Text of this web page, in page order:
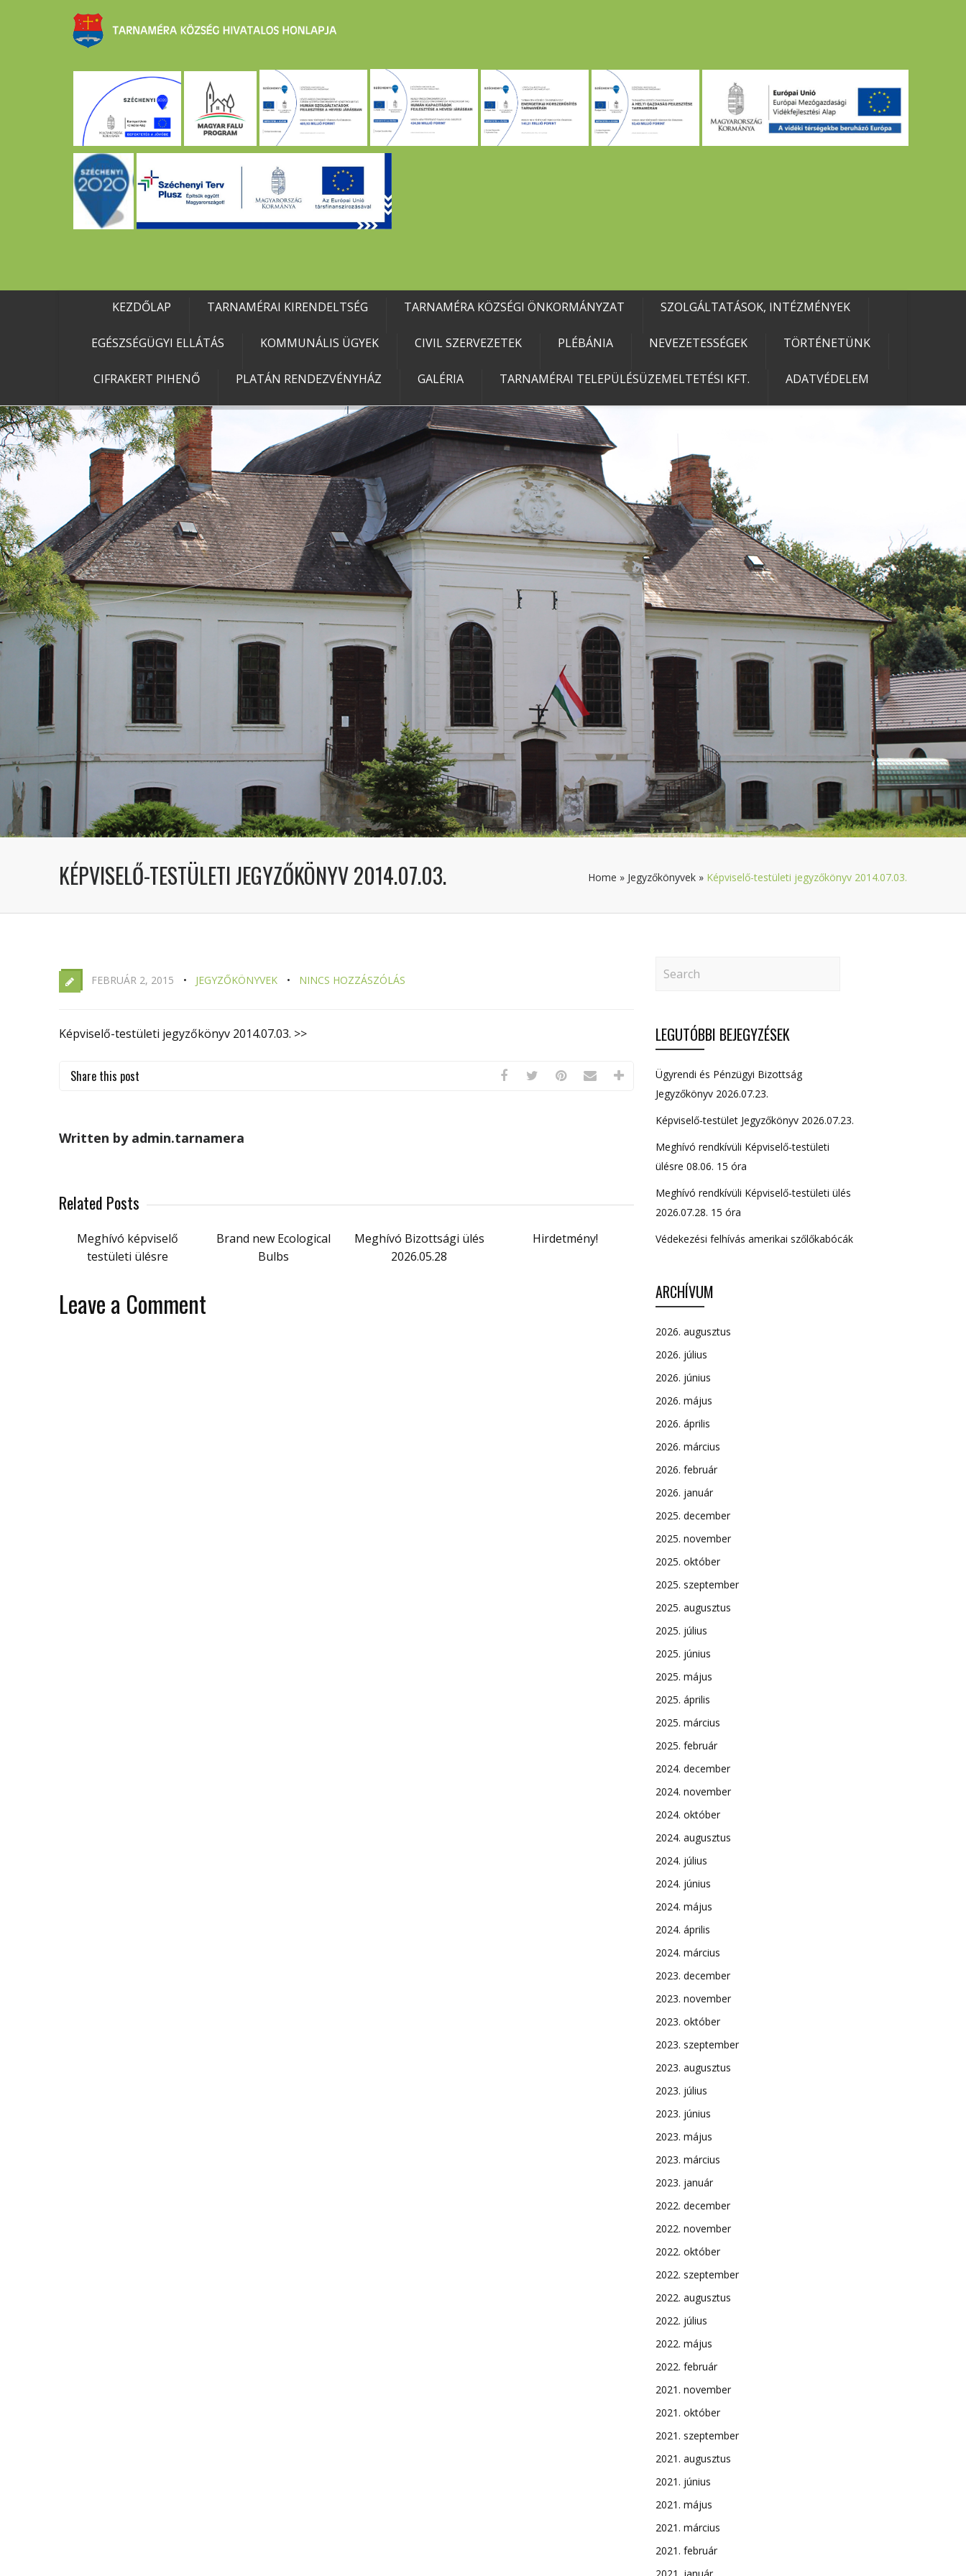
KEZDŐLAP TARNAMÉRAI KIRENDELTSÉG TARNAMÉRA KÖZSÉGI ÖNKORMÁNYZAT SZOLGÁLTATÁSOK, INTÉZMÉNYEK
EGÉSZSÉGÜGYI ELLÁTÁS KOMMUNÁLIS ÜGYEK CIVIL SZERVEZETEK PLÉBÁNIA NEVEZETESSÉGEK TÖRTÉNETÜNK
CIFRAKERT PIHENŐ PLATÁN RENDEZVÉNYHÁZ GALÉRIA TARNAMÉRAI TELEPÜLÉSÜZEMELTETÉSI KFT. ADATVÉDELEM
KÉPVISELŐ-TESTÜLETI JEGYZŐKÖNYV 2014.07.03. Home » Jegyzőkönyvek » Képviselő-testületi jegyzőkönyv 2014.07.03.
FEBRUÁR 2, 2015 JEGYZŐKÖNYVEK NINCS HOZZÁSZÓLÁS
Képviselő-testületi jegyzőkönyv 2014.07.03. >>
Share this post
Written by admin.tarnamera
Related Posts
Meghívó képviselő
testületi ülésre
Brand new Ecological
Bulbs
Meghívó Bizottsági ülés
2026.05.28
Hirdetmény!
Leave a Comment
LEGUTÓBBI BEJEGYZÉSEK
Ügyrendi és Pénzügyi Bizottság
Jegyzőkönyv 2026.07.23.
Képviselő-testület Jegyzőkönyv 2026.07.23.
Meghívó rendkívüli Képviselő-testületi
ülésre 08.06. 15 óra
Meghívó rendkívüli Képviselő-testületi ülés
2026.07.28. 15 óra
Védekezési felhívás amerikai szőlőkabócák
ARCHÍVUM
2026. augusztus
2026. július
2026. június
2026. május
2026. április
2026. március
2026. február
2026. január
2025. december
2025. november
2025. október
2025. szeptember
2025. augusztus
2025. július
2025. június
2025. május
2025. április
2025. március
2025. február
2024. december
2024. november
2024. október
2024. augusztus
2024. július
2024. június
2024. május
2024. április
2024. március
2023. december
2023. november
2023. október
2023. szeptember
2023. augusztus
2023. július
2023. június
2023. május
2023. március
2023. január
2022. december
2022. november
2022. október
2022. szeptember
2022. augusztus
2022. július
2022. május
2022. február
2021. november
2021. október
2021. szeptember
2021. augusztus
2021. június
2021. május
2021. március
2021. február